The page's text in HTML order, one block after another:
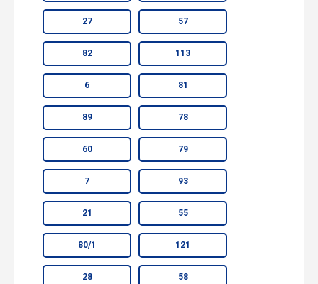
27 57
82 113
6 81
89 78
60 79
7 93
21 55
80/1 121
28 58